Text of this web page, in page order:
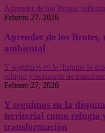
Aprender de los Brotes,
Febrero 27, 2026
Aprender de los Brotes,
ambiental
Y seguimos en la disputa: la
refugio y horizonte de
Febrero 27, 2026
Y seguimos en la
territorial como refugio
transformación